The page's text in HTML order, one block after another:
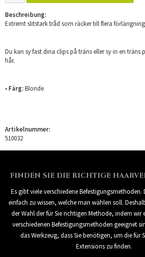
Beschreibung:
Extremt slitstark tråd som räcker till flera
Du kan sy fast dina clips på träns eller sy in en
hår.
• Färg:Blonde
Artikelnummer:
510032
FINDEN SIE DIE RICHTIGE
Es gibt viele verschiedene Befestigungsmethoden.
einfach zu wissen, welche man wählen soll.
der Wahl der für Sie richtigen Methode, indem wir
verschiedenen Befestigungsmethoden geeignet
das Werkzeug, dass Sie benötigen, um die für
Extensions zu finden.